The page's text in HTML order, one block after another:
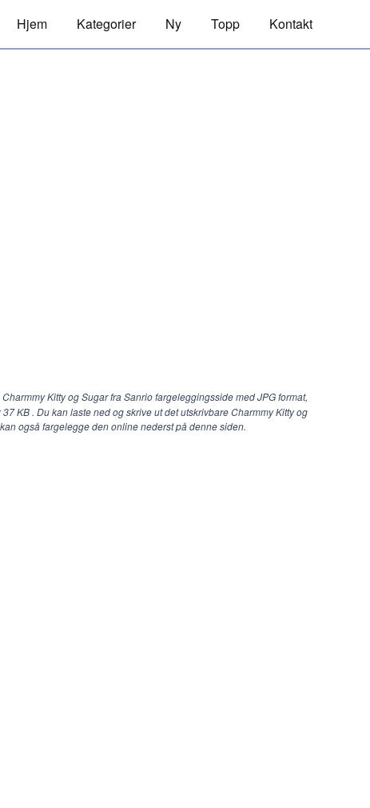
Hjem Kategorier Ny Topp Kontakt
Kitty og Sugar fra Sanrio fargeleggingsside med JPG format,
KB . Du kan laste ned og skrive ut det utskrivbare Charmmy Kitty og
også fargelegge den online nederst på denne siden.